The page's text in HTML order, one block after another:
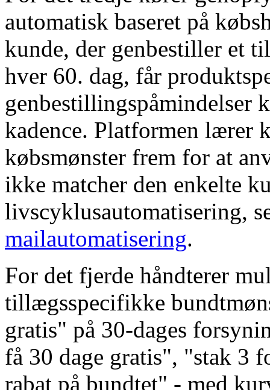
automatisk baseret på
kunde, der genbestiller et
hver 60. dag, får
genbestillingspåmindelser
kadence. Platformen lærer
købsmønster frem for at
ikke matcher den enkelte
livscyklusautomatisering,
mailautomatisering.
For det fjerde håndterer
tillægsspecifikke
gratis" på 30-dages
få 30 dage gratis", "stak 3
rabat på bundtet" - med